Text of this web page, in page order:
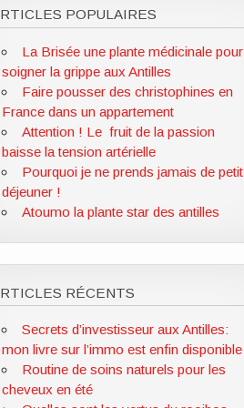
POPULAIRES
La Brisée une plante médicinale pour
soigner la grippe aux Antilles
Faire pousser des christophines en
France dans un appartement
Attention ! Le fruit de la passion
baisse la tension artérielle
Pourquoi je ne prends jamais de petit
déjeuner !
Atoumo la plante star des antilles
RÉCENTS
Secrets d’investisseur aux Antilles:
mon livre sur l’immo est enfin disponible
Routine de soins naturels pour les
cheveux en été